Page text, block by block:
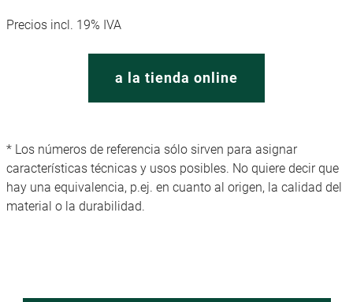
Precios incl. 19% IVA
a la tienda online
* Los números de referencia sólo sirven para asignar
características técnicas y usos posibles. No quiere decir que
hay una equivalencia, p.ej. en cuanto al origen, la calidad del
material o la durabilidad.